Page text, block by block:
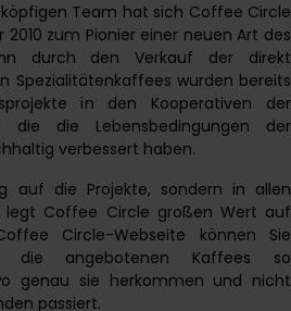
Team hat sich Coffee Circle
zum Pionier einer neuen Art des
durch den Verkauf der direkt
Spezialitätenkaffees wurden bereits
in den Kooperativen der
die die Lebensbedingungen der
verbessert haben.
auf die Projekte, sondern in allen
legt Coffee Circle großen Wert auf
Circle-Webseite können Sie
die angebotenen Kaffees so
genau sie herkommen und nicht
passiert.